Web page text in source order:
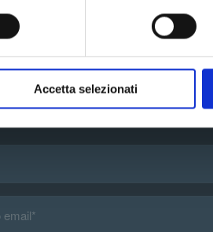
Accetta selezionati
un messaggio